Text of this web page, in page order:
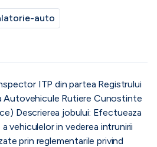
auto
ITP din partea Registrului
Autovehicule Rutiere Cunostinte
Descrierea jobului: Efectueaza
vehiculelor in vederea intrunirii
prin reglementarile privind